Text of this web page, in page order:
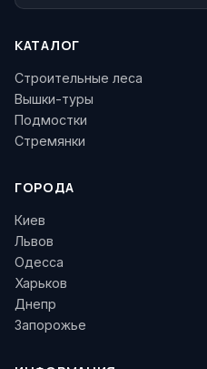
КАТАЛОГ
Строительные леса
Вышки-туры
Подмостки
Стремянки
ГОРОДА
Киев
Львов
Одесса
Харьков
Днепр
Запорожье